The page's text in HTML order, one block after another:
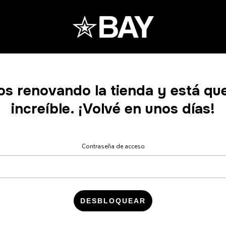
renovando la tienda y está
increíble. ¡Volvé en unos días!
Contraseña de acceso
DESBLOQUEAR